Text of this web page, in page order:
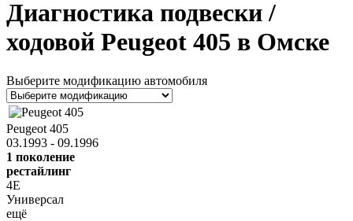
Диагностика подвески /
ходовой Peugeot 405 в Омске
Выберите модификацию автомобиля
Peugeot 405
03.1993 - 09.1996
1 поколение
рестайлинг
4E
Универсал
ещё